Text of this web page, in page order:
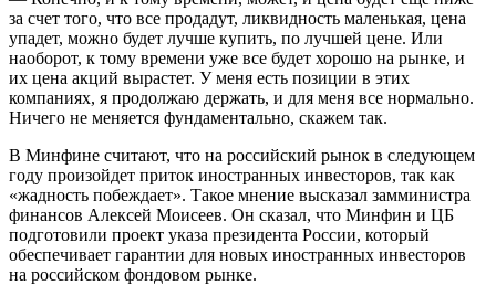
за счет того, что все продадут, ликвидность маленькая, цена
упадет, можно будет лучше купить, по лучшей цене. Или
наоборот, к тому времени уже все будет хорошо на рынке, и
их цена акций вырастет. У меня есть позиции в этих
компаниях, я продолжаю держать, и для меня все нормально.
Ничего не меняется фундаментально, скажем так.
В Минфине считают, что на российский рынок в следующем
году произойдет приток иностранных инвесторов, так как
«жадность побеждает». Такое мнение высказал замминистра
финансов Алексей Моисеев. Он сказал, что Минфин и ЦБ
подготовили проект указа президента России, который
обеспечивает гарантии для новых иностранных инвесторов
на российском фондовом рынке.